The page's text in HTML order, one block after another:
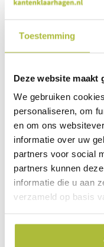
Toestemming
Deze website maakt
We gebruiken
personaliseren, om
en om ons
informatie over uw
partners voor social
partners kunnen
informatie die u aan
verzameld op basis
NoiStop Wood
De houten lamellen zijn
steenwol wordt bijeen
daarop bevestigd
redwood; Pinus
Standaard leveren wij
projecten kun je ook